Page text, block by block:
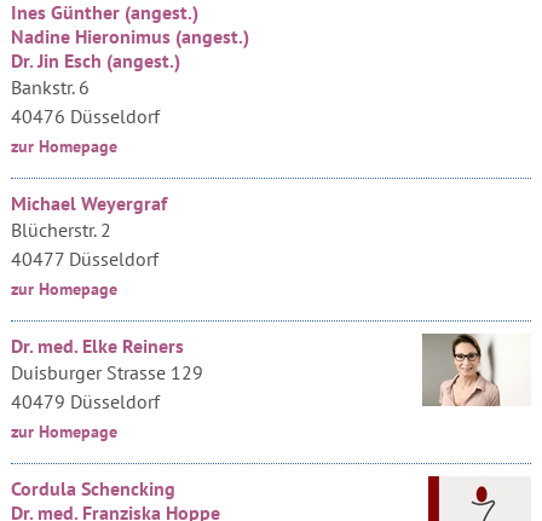
Ines Günther (angest.)
Nadine Hieronimus (angest.)
Dr. Jin Esch (angest.)
Bankstr. 6
40476 Düsseldorf
zur Homepage
Michael Weyergraf
Blücherstr. 2
40477 Düsseldorf
zur Homepage
Dr. med. Elke Reiners
Duisburger Strasse 129
40479 Düsseldorf
zur Homepage
Cordula Schencking
Dr. med. Franziska Hoppe